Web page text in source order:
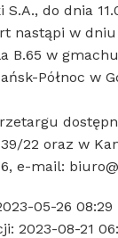
S.A., do dnia
nastąpi w dniu
B.65 w
Północ w
22 oraz w
e-mail:
05-26 08:29
2023-08-21